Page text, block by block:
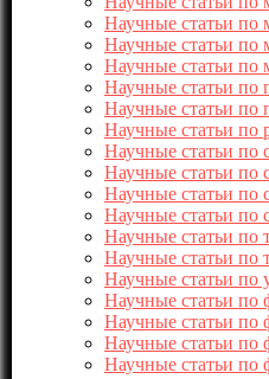
Научные статьи по
Научные статьи по
Научные статьи по
Научные статьи по
Научные статьи по
Научные статьи по
Научные статьи по
Научные статьи по
Научные статьи по
Научные статьи по
Научные статьи по
Научные статьи по
Научные статьи по
Научные статьи по
Научные статьи по
Научные статьи по
Научные статьи по